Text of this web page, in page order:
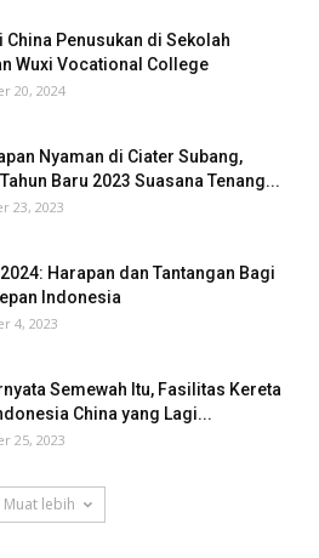
China Penusukan di Sekolah
Wuxi Vocational College
20, 2024
Nyaman di Ciater Subang,
Baru 2023 Suasana Tenang...
23, 2023
Harapan dan Tantangan Bagi
Indonesia
4, 2023
Semewah Itu, Fasilitas Kereta
China yang Lagi...
25, 2023
Muat lebih